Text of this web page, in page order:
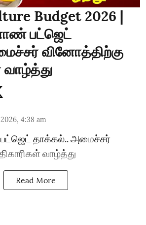
Budget 2026 |
பட்ஜெட்
வினோத்திற்கு
வாழ்த்து
4:38 am
தாக்கல்.. அமைச்சர்
வாழ்த்து
Read More